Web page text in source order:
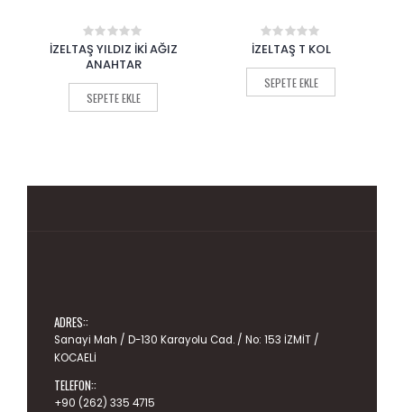
0
out
of
5
İZELTAŞ T KOL
SEPETE EKLE
0
of
5
İZELTAŞ YILDIZ İKİ AĞIZ
ANAHTAR TAKIMI
SEPETE EKLE
ADRES::
Sanayi Mah / D-130 Karayolu Cad. / No: 153 İZMİT /
KOCAELİ
TELEFON::
+90 (262) 335 4715